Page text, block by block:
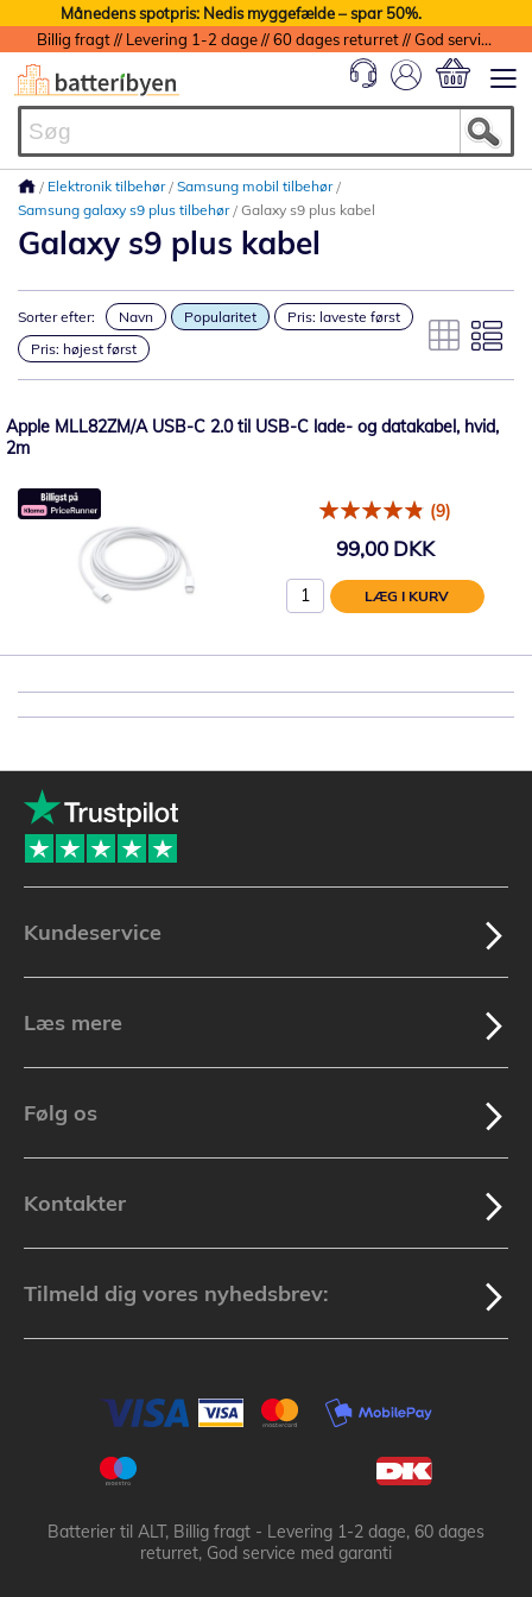
Månedens spotpris: Nedis myggefælde – spar 50%.
Billig fragt // Levering 1-2 dage // 60 dages returret // God service med garanti
Elektronik tilbehør Samsung mobil tilbehør
Samsung galaxy s9 plus tilbehør Galaxy s9 plus kabel
Galaxy s9 plus kabel
Sorter efter: Navn Popularitet
Pris: laveste først
Pris: højest først
Apple MLL82ZM/A USB-C 2.0 til USB-C lade- og datakabel, hvid,
2m
(9)
99,00 DKK
LÆG I KURV
Kundeservice
Læs mere
Følg os
Kontakter
Tilmeld dig vores nyhedsbrev:
Batterier til ALT, Billig fragt - Levering 1-2 dage, 60 dages
returret, God service med garanti